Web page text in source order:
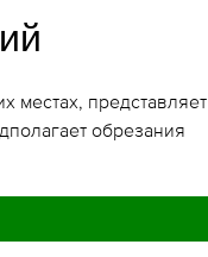
местах, представляет
обрезания